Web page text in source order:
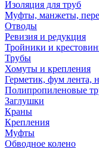
Изоляция для труб
Муфты, манжеты,
Отводы
Ревизия и редукция
Тройники и
Трубы
Хомуты и крепления
Герметик, фум лента,
Полипропиленовые
Заглушки
Краны
Крепления
Муфты
Обводное колено